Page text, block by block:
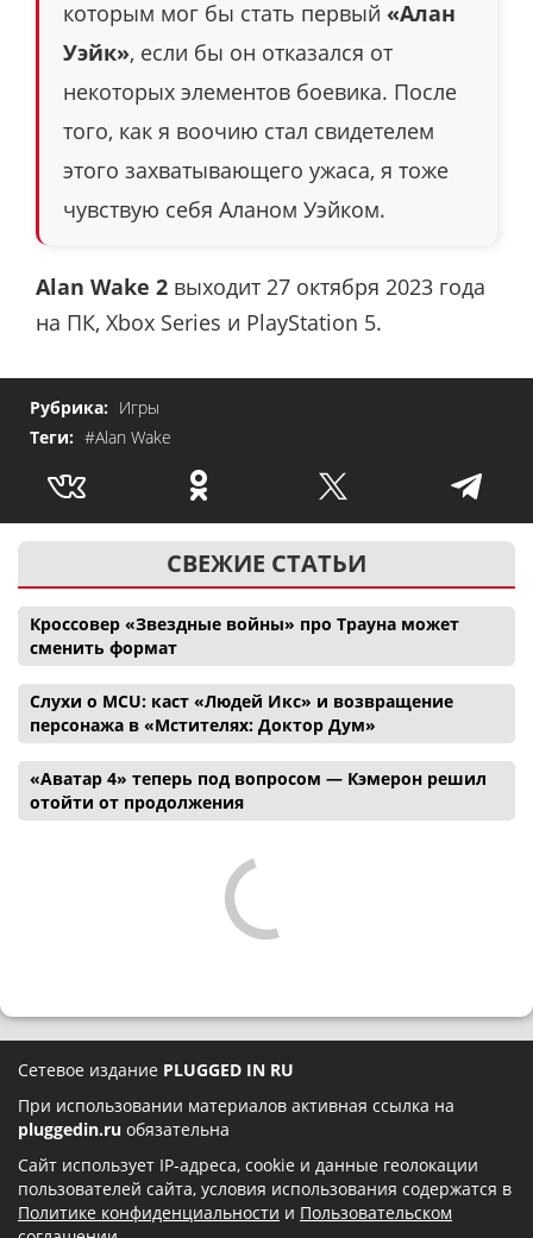
которым мог бы стать первый «Алан
Уэйк», если бы он отказался от
некоторых элементов боевика. После
того, как я воочию стал свидетелем
этого захватывающего ужаса, я тоже
чувствую себя Аланом Уэйком.
Alan Wake 2 выходит 27 октября 2023 года
на ПК, Xbox Series и PlayStation 5.
Рубрика: Игры
Теги: #Alan Wake
СВЕЖИЕ СТАТЬИ
Кроссовер «Звездные войны» про Трауна может
сменить формат
Слухи о MCU: каст «Людей Икс» и возвращение
персонажа в «Мстителях: Доктор Дум»
«Аватар 4» теперь под вопросом — Кэмерон решил
отойти от продолжения
Сетевое издание PLUGGED IN RU
При использовании материалов активная ссылка на
pluggedin.ru обязательна
Сайт использует IP-адреса, cookie и данные геолокации
пользователей сайта, условия использования содержатся в
Политике конфиденциальности и Пользовательском